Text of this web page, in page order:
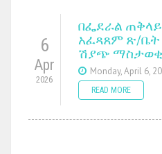
6
Apr
2026
በፌደራል
አፈጻጸም ጽ/
ሽያጭ
Monday, April 6,
READ MORE